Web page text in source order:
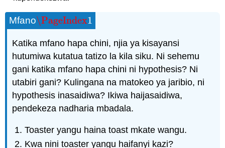
Mfano\PageIndex1
\PageIndex1
Katika mfano hapa chini, njia ya kisayansi
hutumiwa kutatua tatizo la kila siku. Ni sehemu
gani katika mfano hapa chini ni hypothesis? Ni
utabiri gani? Kulingana na matokeo ya jaribio, ni
hypothesis inasaidiwa? Ikiwa haijasaidiwa,
pendekeza nadharia mbadala.
Toaster yangu haina toast mkate wangu.
Kwa nini toaster yangu haifanyi kazi?